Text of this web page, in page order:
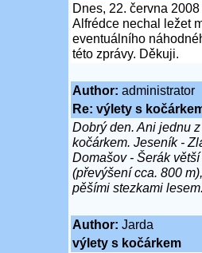
Dnes, 22. června
Alfrédce nechal ležet
eventuálního
této zprávy. Děkuji.
Author: administrator
Re: výlety s
Dobrý den. Ani jednu
kočárkem. Jeseník -
Domašov - Šerák
(převýšení cca. 800
pěšími stezkami
Author: Jarda
výlety s kočárkem